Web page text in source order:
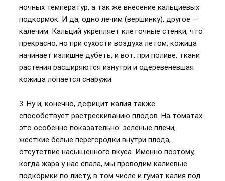
ночных температур, а так же внесение кальциевых
подкормок. И да, одно лечим (вершинку), другое —
калечим. Кальций укрепляет клеточные стенки, что
прекрасно, но при сухости воздуха летом, кожица
начинает излишне дубеть, и вот, при поливе, ткани
растения расширяются изнутри и одеревеневшая
кожица лопается снаружи.
3. Ну и, конечно, дефицит калия также
способствует растрескиванию плодов. На томатах
это особенно показательно: зелёные плечи,
жёсткие белые перегородки внутри плода,
отсутствие насыщенного вкуса. Именно поэтому,
когда жара у нас спала, мы проводим калиевые
подкормки по листу, в том числе и гумат калия под